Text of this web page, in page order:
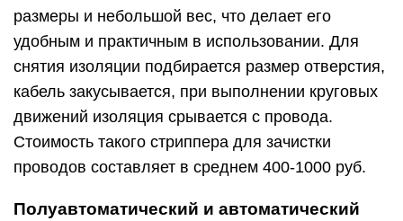
рекомендуется использовать
полуавтоматический вариант, оснащенный
особым механизмом, благодаря которому не
требуется прокручивать стриппер вокруг
провода. С его помощью можно удалять
изоляцию из нескольких жил сразу. Для снятия
защитного слоя следует подобрать необходимое
провода, поместить в него жилы и посредством